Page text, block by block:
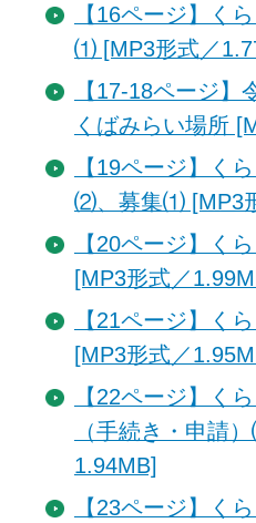
【16ページ】く
⑴ [MP3形式／
【17-18ページ
くばみらい場所
【19ページ】く
⑵、募集⑴ [MP3
【20ページ】く
[MP3形式／
【21ページ】く
[MP3形式／
【22ページ】く
（手続き・申請
1.94MB]
【23ページ】く